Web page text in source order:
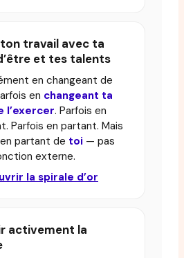
travail avec ta
et tes talents
en changeant de
en changeant ta
l’exercer. Parfois en
Parfois en partant. Mais
partant de toi — pas
externe.
la spirale d’or
activement la